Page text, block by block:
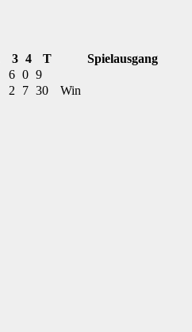
3 4 T
Spielausgang
6 0 9
2 7 30 Win